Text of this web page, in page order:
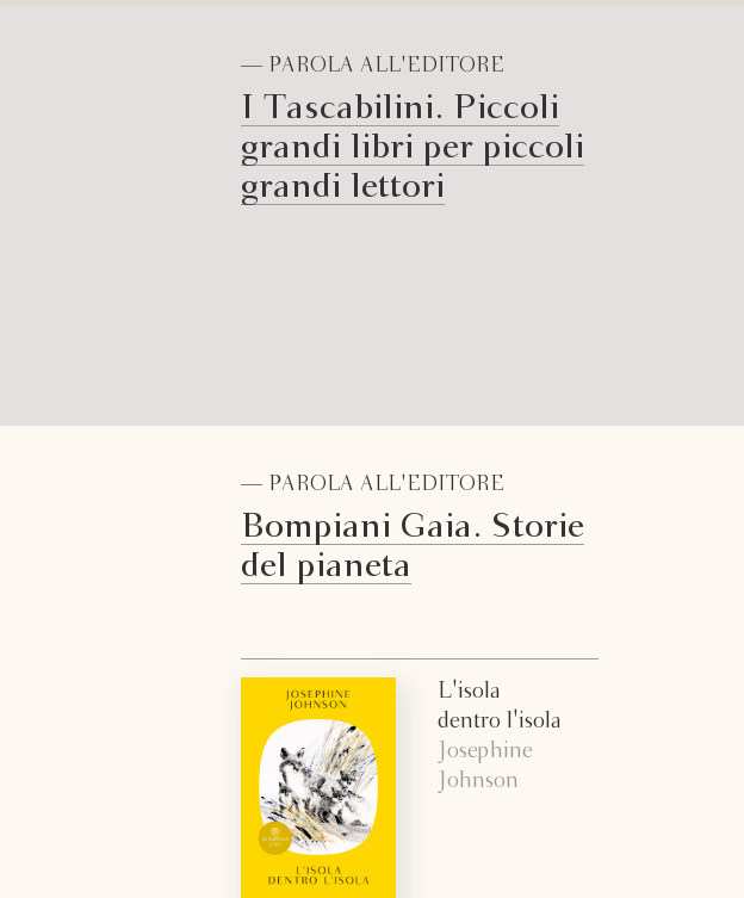
— PAROLA ALL'EDITORE
I Tascabilini. Piccoli
grandi libri per piccoli
grandi lettori
— PAROLA ALL'EDITORE
Bompiani Gaia. Storie
del pianeta
L'isola
dentro l'isola
Josephine
Johnson